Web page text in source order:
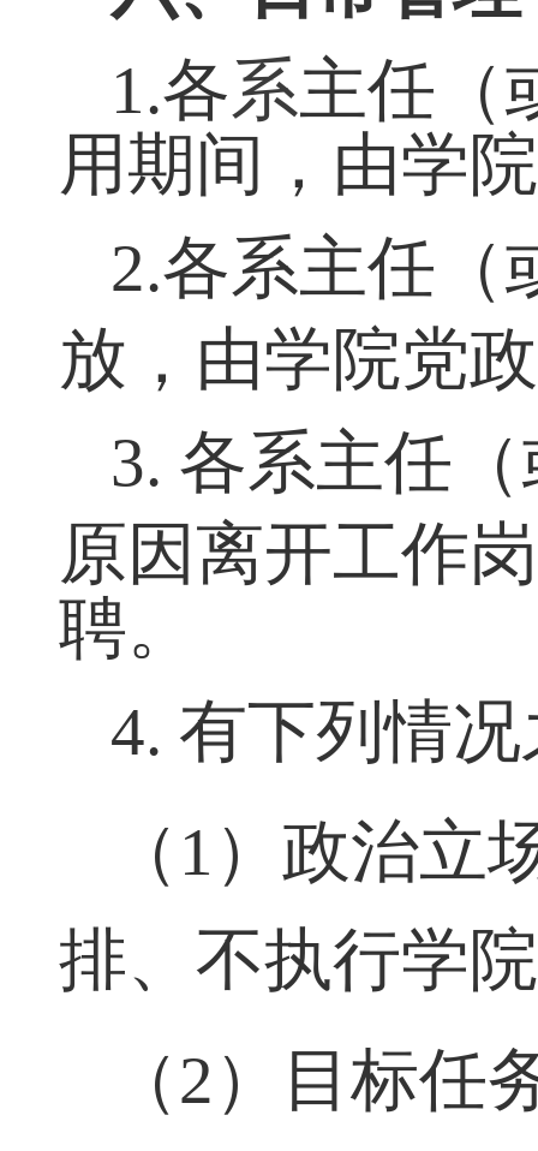
六、日常管理
1.各系 主任
用期间，由学
2
各系主任
放，由学院党
3.各系主任
原因离开工作
聘。
4. 有下列情
（
1）政治立
排、不执行学